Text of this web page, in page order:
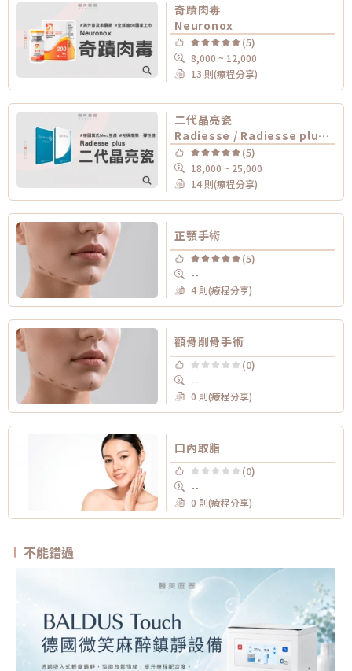
奇蹟肉毒
Neuronox
(5)
8,000 ~ 12,000
13 則(療程分享)
二代晶亮瓷
Radiesse / Radiesse plus 晶亮瓷 /
(5)
18,000 ~ 25,000
14 則(療程分享)
正顎手術
(5)
--
4 則(療程分享)
顴骨削骨手術
(0)
--
0 則(療程分享)
口內取脂
(0)
--
0 則(療程分享)
不能錯過